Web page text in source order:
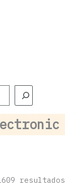
resultados